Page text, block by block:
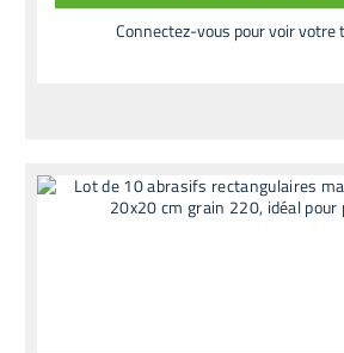
Connectez-vous pour voir votre